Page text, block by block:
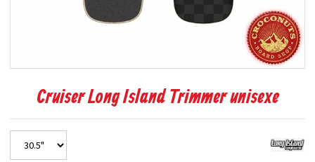
Cruiser Long Island Trimmer unisexe